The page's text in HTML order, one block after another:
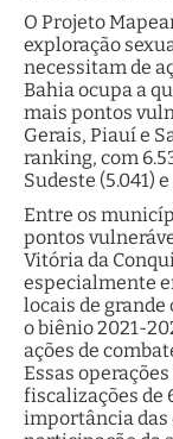
O Projeto
exploração
necessitam de
Bahia ocupa a
mais pontos
Gerais, Piauí e
ranking, com
Sudeste (5.041)
Entre os
pontos
Vitória da
especialmente
locais de
o biênio 2021-
ações de
Essas
fiscalizações de
importância das